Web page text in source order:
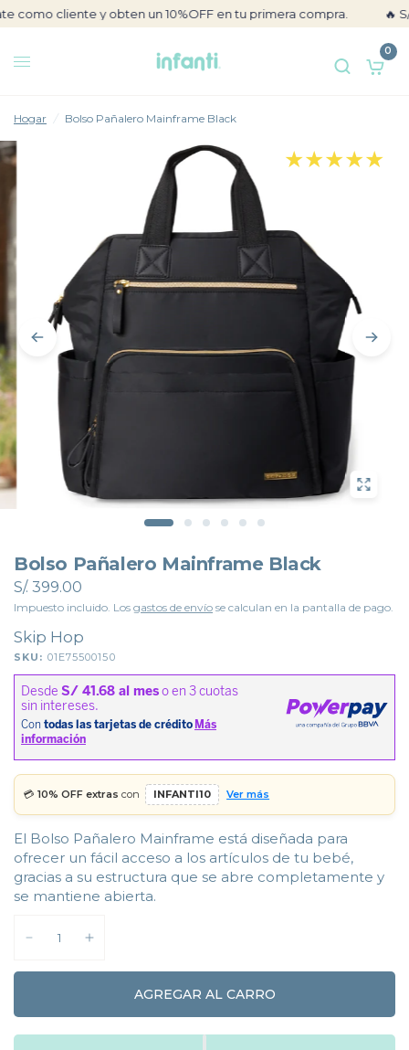
cliente y obten un 10%OFF en tu primera compra. 🔥 S/ 50
0
Hogar / Bolso Pañalero Mainframe Black
★★★★★
Bolso Pañalero Mainframe Black
S/. 399.00
Impuesto incluido. Los gastos de envío se calculan en la pantalla de pago.
Skip Hop
SKU: 01E75500150
💳10% OFF extras con INFANTI10 Ver más
El Bolso Pañalero Mainframe está diseñada para
ofrecer un fácil acceso a los artículos de tu bebé,
gracias a su estructura que se abre completamente y
se mantiene abierta.
AGREGAR AL CARRO